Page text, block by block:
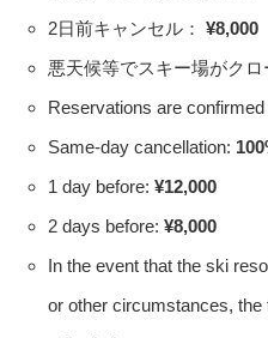
2日前キャンセル： ¥8,000
悪天候等でスキー場がク
Reservations are confirmed
Same-day cancellation:
1 day before: ¥12,000
2 days before: ¥8,000
In the event that the ski
or other circumstances, the